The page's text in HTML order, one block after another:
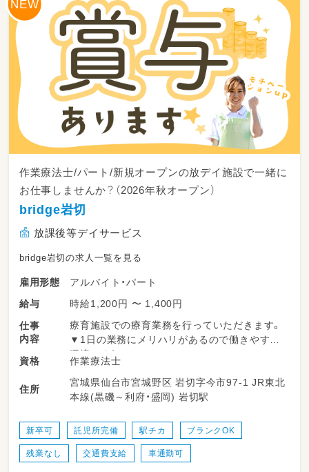
13：00～日中活動
16：00～ご自宅まで送迎
17：15～片づけ、終礼、記録などの業務
作業療法士/パート/新規オープンの放デイ施設で一緒に
お仕事しませんか？（2026年秋オープン）
bridge岩切
放課後等デイサービス
bridge岩切の求人一覧を見る
雇用形態
アルバイト・パート
給与
時給1,200円 〜 1,400円
仕事
内容
療育施設での療育業務を行っていただきます。
▼1日の業務にメリハリがあるので働きやすい
環境です！
＜一日の流れ＞
◎平日の放課後利用
14：30～送迎出発で各学校お迎え
15：30～支援時間
17：00～ご自宅まで送迎
資格 作業療法士
住所
宮城県仙台市宮城野区 岩切字今市97-1 JR東北
本線(黒磯～利府・盛岡) 岩切駅
新卒可 託児所完備 駅チカ ブランクOK
残業なし 交通費支給 車通勤可